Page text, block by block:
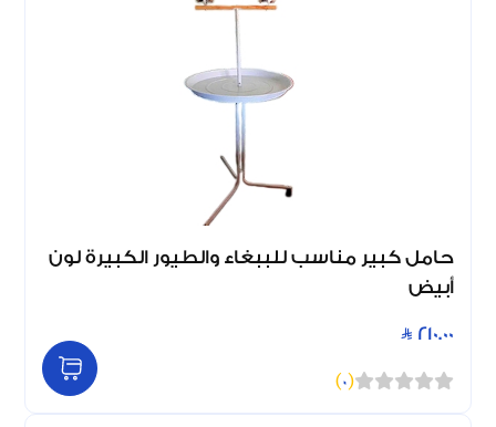
حامل كبير مناسب للببغاء والطيور الكبيرة لون
أبيض
210.00
(
0
)